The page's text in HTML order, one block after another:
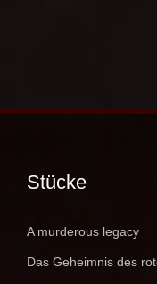
Stücke
A murderous legacy
Das Geheimnis des